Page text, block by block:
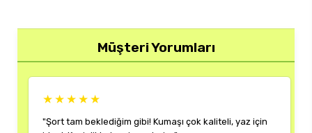
Müşteri Yorumları
gibi! Kumaşı çok kaliteli, yaz için
"Rengi ve kalıbı